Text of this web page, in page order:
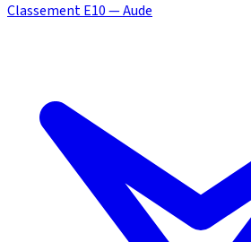
Classement E10 — Aude